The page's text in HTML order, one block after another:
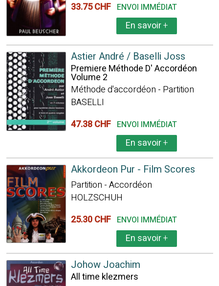
33.75 CHF ENVOI IMMÉDIAT
En savoir+
Astier André / Baselli Joss
Premiere Méthode D' Accordéon
Volume 2
Méthode d'accordéon - Partition
BASELLI
47.38 CHF ENVOI IMMÉDIAT
En savoir+
Akkordeon Pur - Film Scores
Partition - Accordéon
HOLZSCHUH
25.30 CHF ENVOI IMMÉDIAT
En savoir+
Johow Joachim
All time klezmers